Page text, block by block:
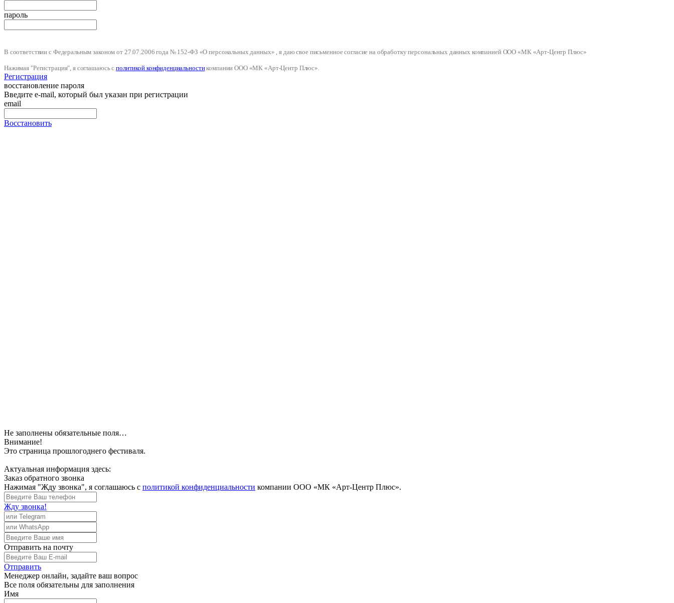
пароль
В соответствии с Федеральным законом от 27.07.2006 года № 152-ФЗ «О персональных данных» , я даю свое письменное согласие на обработку персональных данных компанией ООО «МК «Арт-Центр Плюс»
Нажимая "Регистрация", я соглашаюсь сполитикой конфиденциальностикомпании ООО «МК «Арт-Центр Плюс».
Регистрация
восстановление пароля
Введите e-mail, который был указан при регистрации
email
Восстановить
Не заполнены обязательные поля…
Внимание!
Это страница прошлогоднего фестиваля.
Актуальная информация здесь:
Заказ обратного звонка
Нажимая "Жду звонка", я соглашаюсь с политикой конфиденциальности компании ООО «МК «Арт-Центр Плюс».
Жду звонка!
Отправить на почту
Отправить
Менеджер онлайн, задайте ваш вопрос
Все поля обязательны для заполнения
Имя